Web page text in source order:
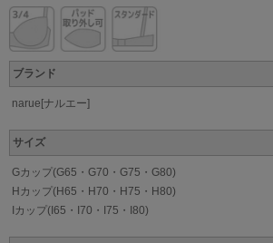
ブランド
narue[ナルエー]
サイズ
Gカップ(G65・G70・G75・G80)
Hカップ(H65・H70・H75・H80)
Iカップ(I65・I70・I75・I80)